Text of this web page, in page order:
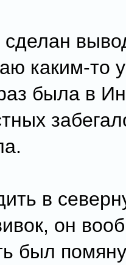
каким-то
была в
в
он
был